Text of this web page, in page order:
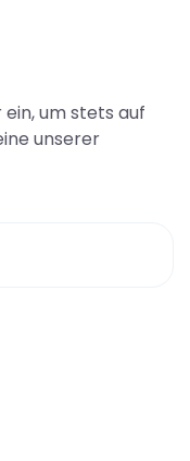
um stets auf
unserer